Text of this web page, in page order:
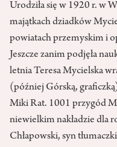
Urodziła się w 1920 r. w
majątkach dziadków
powiatach przemyskim i
Jeszcze zanim podjęła
letnia Teresa Mycielska
(później Górską,
Miki Rat. 1001 przygód
niewielkim nakładzie dla
Chłapowski, syn